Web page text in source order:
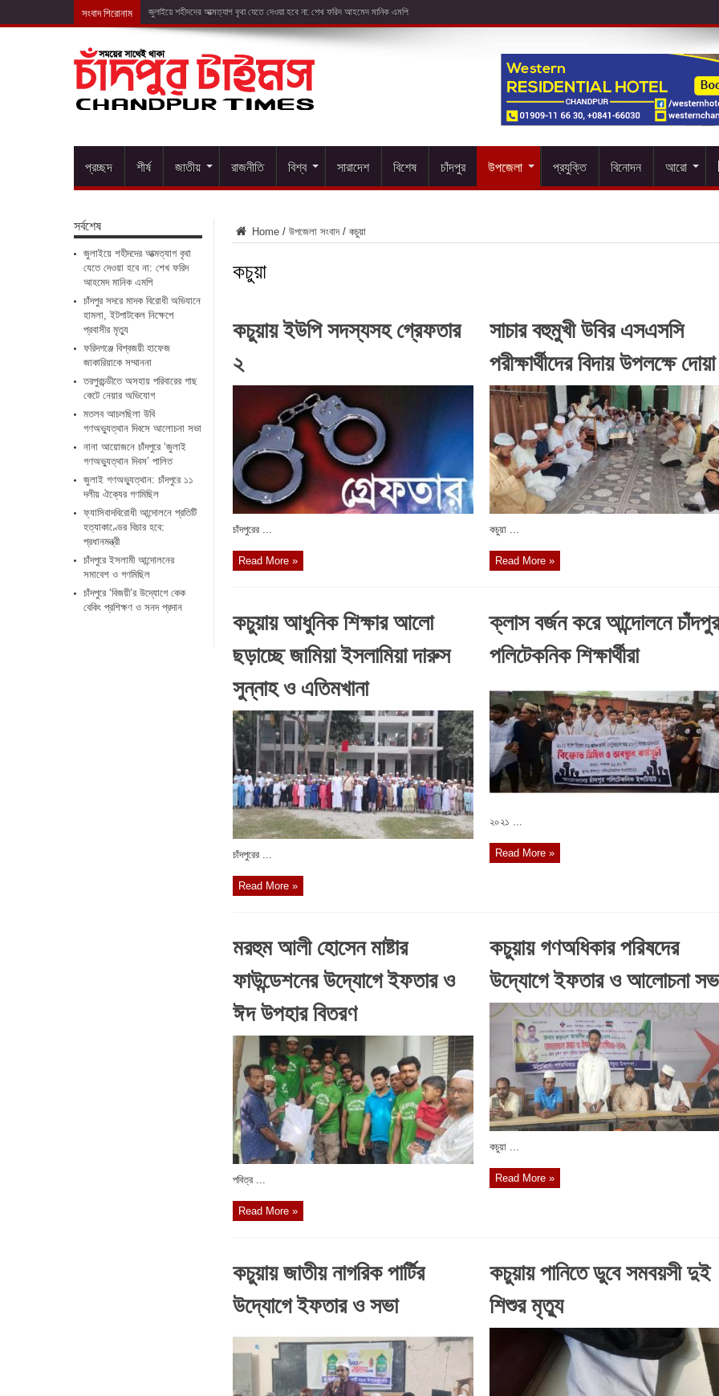
সংবাদ শিরোনাম চাঁদপুর সদরে মাদক ব
প্রচ্ছদ শীর্ষ জাতীয় রাজনীতি বিশ্ব সারাদেশ বিশেষ চাঁদপুর উপজেলা প্রযুক্তি বিনোদন আরো
Home / উপজেলা সংবাদ / কচুয়া
কচুয়া
কচুয়ায় ইউপি সদস্যসহ গ্রেফতার
২
চাঁদপুরের ...
Read More »
সাচার বহুমুখী উবির এসএসসি
পরীক্ষার্থীদের বিদায় উপলক্ষে দোয়া
কচুয়া ...
Read More »
কচুয়ায় আধুনিক শিক্ষার আলো
ছড়াচ্ছে জামিয়া ইসলামিয়া দারুস
সুন্নাহ ও এতিমখানা
চাঁদপুরের ...
Read More »
ক্লাস বর্জন করে আন্দোলনে চাঁদপুর
পলিটেকনিক শিক্ষার্থীরা
২০২১ ...
Read More »
মরহুম আলী হোসেন মাষ্টার
ফাউন্ডেশনের উদ্যোগে ইফতার ও
ঈদ উপহার বিতরণ
পবিত্র ...
Read More »
কচুয়ায় গণঅধিকার পরিষদের
উদ্যোগে ইফতার ও আলোচনা
কচুয়া ...
Read More »
কচুয়ায় জাতীয় নাগরিক পার্টির
উদ্যোগে ইফতার ও সভা
কচুয়ায় পানিতে ডুবে সমবয়সী দুই
শিশুর মৃত্যু
সর্বশেষ
জুলাইয়ে শহীদদের আত্মত্যাগ বৃথা
যেতে দেওয়া হবে না: শেখ ফরিদ
আহমেদ মানিক এমপি
চাঁদপুর সদরে মাদক বিরোধী অভিযানে
হামলা, ইটপাটকেল নিক্ষেপে
প্রবাসীর মৃত্যু
ফরিদগঞ্জে বিশ্বজয়ী হাফেজ
জাকারিয়াকে সম্মাননা
তরপুরচন্ডীতে অসহায় পরিবারের গাছ
কেটে নেয়ার অভিযোগ
মতলব আচলছিলা উবি
গণঅভ্যুত্থান দিবসে আলোচনা সভা
নানা আয়োজনে চাঁদপুরে ‘জুলাই
গণঅভ্যুত্থান দিবস’ পালিত
জুলাই গণঅভ্যুত্থান: চাঁদপুরে ১১
দলীয় ঐক্যের গণমিছিল
ফ্যাসিবাদবিরোধী আন্দোলনে প্রতিটি
হত্যাকাণ্ডের বিচার হবে:
প্রধানমন্ত্রী
চাঁদপুরে ইসলামী আন্দোলনের
সমাবেশ ও গণমিছিল
চাঁদপুরে ‘বিজয়ী’র উদ্যোগে কেক
বেকিং প্রশিক্ষণ ও সনদ প্রদান